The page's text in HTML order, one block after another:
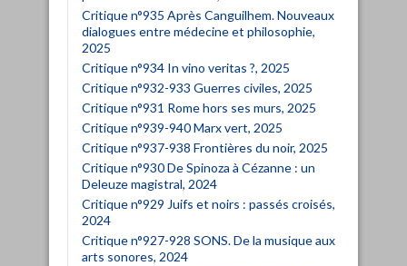
Critique n°935 Après Canguilhem. Nouveaux
dialogues entre médecine et philosophie,
2025
Critique n°934 In vino veritas ?, 2025
Critique n°932-933 Guerres civiles, 2025
Critique n°931 Rome hors ses murs, 2025
Critique n°939-940 Marx vert, 2025
Critique n°937-938 Frontières du noir, 2025
Critique n°930 De Spinoza à Cézanne : un
Deleuze magistral, 2024
Critique n°929 Juifs et noirs : passés croisés,
2024
Critique n°927-928 SONS. De la musique aux
arts sonores, 2024